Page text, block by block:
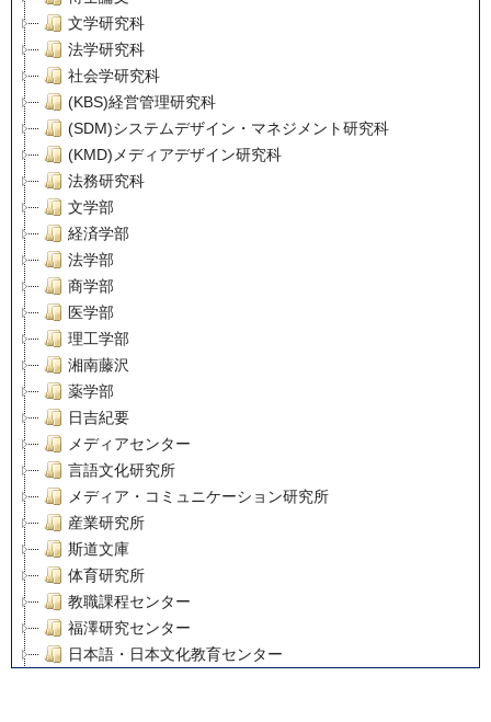
文学研究科
法学研究科
社会学研究科
(KBS)経営管理研究科
(SDM)システムデザイン・マネジメント研究科
(KMD)メディアデザイン研究科
法務研究科
文学部
経済学部
法学部
商学部
医学部
理工学部
湘南藤沢
薬学部
日吉紀要
メディアセンター
言語文化研究所
メディア・コミュニケーション研究所
産業研究所
斯道文庫
体育研究所
教職課程センター
福澤研究センター
日本語・日本文化教育センター